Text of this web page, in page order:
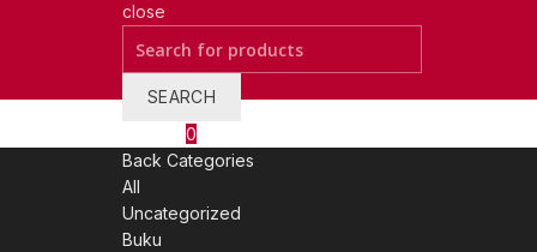
close
for:
SEARCH
0
Back Categories
All
Uncategorized
Buku